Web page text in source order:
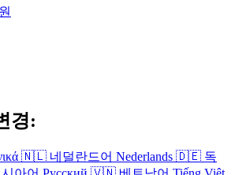
경:
🇳🇱 네덜란드어 Nederlands 🇩🇪 독